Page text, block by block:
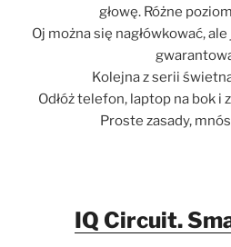
głowę. Różne
Oj można się nagłówkować,
Kolejna z serii
Odłóż telefon, laptop na bok i
Proste zasady,
IQ Circuit.